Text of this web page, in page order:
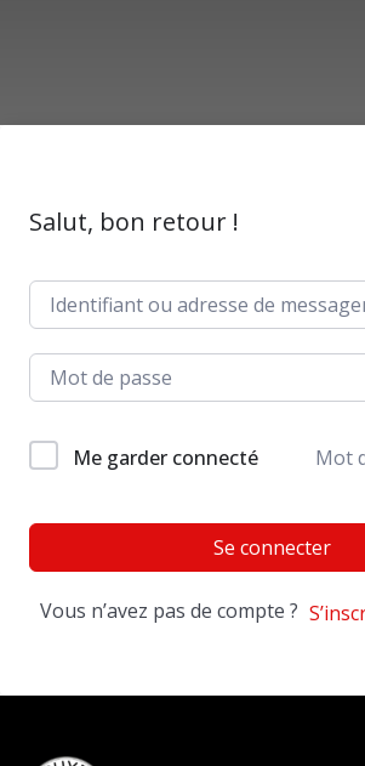
Salut, bon retour !
Me garder connecté Mot
Se connecter
Vous n’avez pas de compte ?